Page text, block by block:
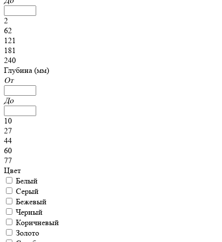
2
62
121
181
240
Глубина (мм)
От
До
10
27
44
60
77
Цвет
Белый
Серый
Бежевый
Черный
Коричневый
Золото